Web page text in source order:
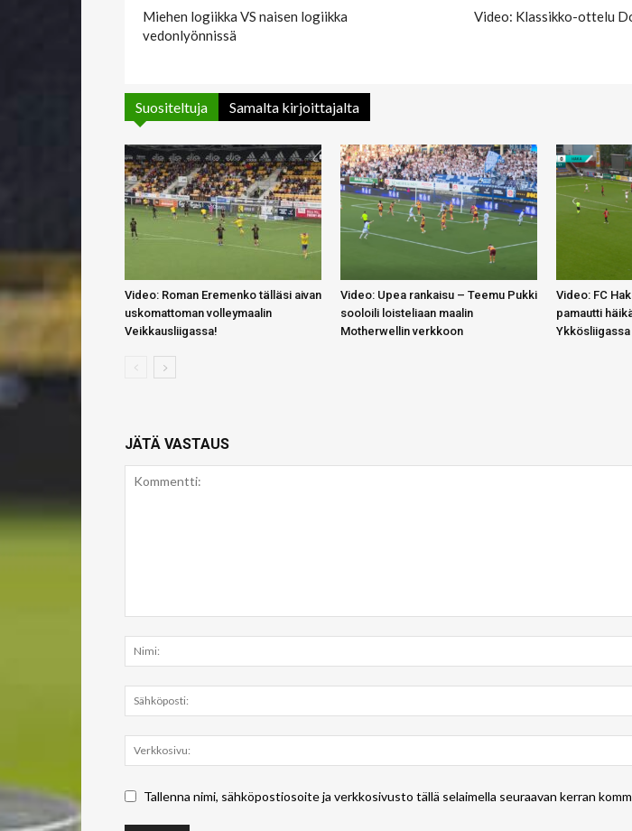
Miehen logiikka VS naisen logiikka
vedonlyönnissä
Video: Klassikko-ottelu
Suositeltuja Samalta kirjoittajalta
Video: Roman Eremenko tälläsi aivan
uskomattoman volleymaalin
Veikkausliigassa!
Video: Upea rankaisu – Teemu Pukki
sooloili loisteliaan maalin
Motherwellin verkkoon
Video: FC
pamautti
Ykkösliigassa
JÄTÄ VASTAUS
Tallenna nimi, sähköpostiosoite ja verkkosivusto tällä selaimella seuraavan kerran